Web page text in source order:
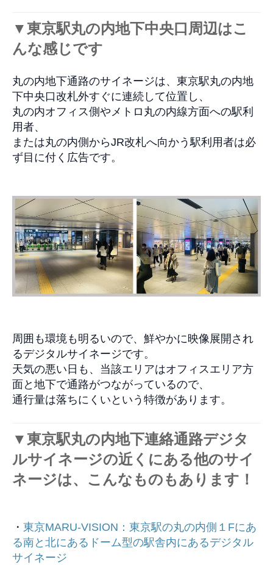
▼東京駅丸の内地下中央口周辺はこ
んな感じです
丸の内地下通路のサイネージは、東京駅丸の内地
下中央口改札外すぐに連続して位置し、
丸の内オフィス側やメトロ丸の内線方面への駅利
用者、
または丸の内側からJR改札へ向かう駅利用者は必
ず目に付く広告です。
周囲も環境も明るいので、鮮やかに映像展開され
るデジタルサイネージです。
天気の悪い日も、当該エリアはオフィスエリア方
面と地下で通路がつながっているので、
通行量は落ちにくいという特徴があります。
▼東京駅丸の内地下連絡通路デジタ
ルサイネージの近くにある他のサイ
ネージは、こんなものもあります！
・ 東京MARU-VISION：東京駅の丸の内側１Fにあ
る南と北にあるドーム型の駅舎内にあるデジタル
サイネージ